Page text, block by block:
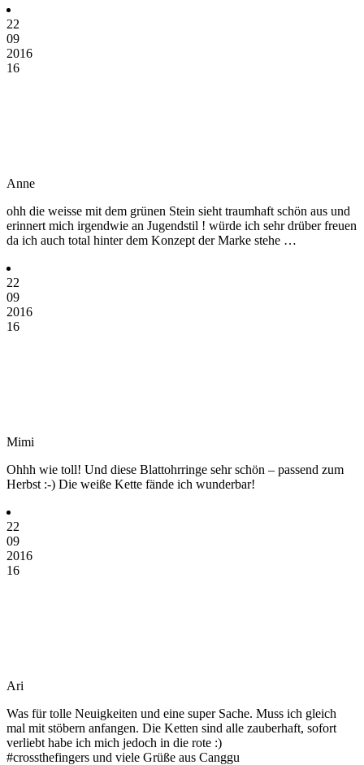
22
09
2016
16
Anne
ohh die weisse mit dem grünen Stein sieht traumhaft schön aus und
erinnert mich irgendwie an Jugendstil ! würde ich sehr drüber freuen
da ich auch total hinter dem Konzept der Marke stehe …
22
09
2016
16
Mimi
Ohhh wie toll! Und diese Blattohrringe sehr schön – passend zum
Herbst :-) Die weiße Kette fände ich wunderbar!
22
09
2016
16
Ari
Was für tolle Neuigkeiten und eine super Sache. Muss ich gleich
mal mit stöbern anfangen. Die Ketten sind alle zauberhaft, sofort
verliebt habe ich mich jedoch in die rote :)
#crossthefingers und viele Grüße aus Canggu